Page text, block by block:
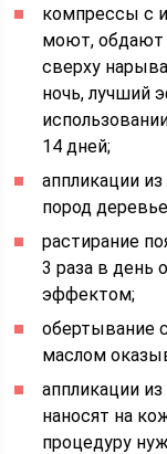
компрессы с
моют, обдают
сверху
ночь, лучший
14 дней;
аппликации
пород
растирание
3 раза в день
эффектом;
обертывание
маслом
аппликации
наносят на
процедуру